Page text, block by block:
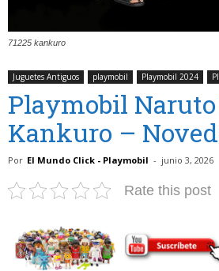
71225 kankuro
Juguetes Antiguos playmobil Playmobil 2024
Playmobil Naruto
Kankuro –
Por El Mundo Click - Playmobil - junio 3, 2026
Rate this post